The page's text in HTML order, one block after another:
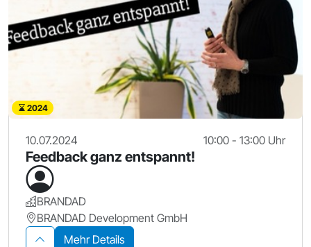
2024
10.07.2024 10:00 - 13:00 Uhr
Feedback ganz entspannt!
BRANDAD
BRANDAD Development GmbH
Mehr Details